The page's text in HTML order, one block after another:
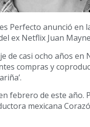
Perfecto anunció en
ex Netflix Juan
de casi ocho años en
compras y
febrero de este año.
mexicana